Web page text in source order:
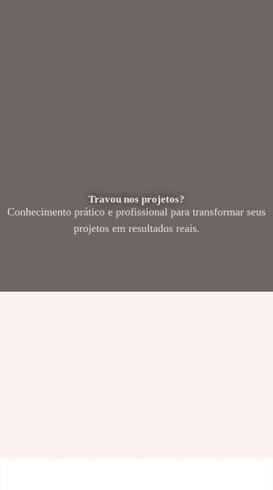
Travou nos projetos?
Conhecimento prático e profissional para transformar seus
projetos em resultados reais.